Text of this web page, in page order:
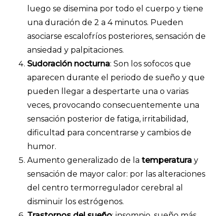
luego se disemina por todo el cuerpo y tiene
una duración de 2 a 4 minutos. Pueden
asociarse escalofríos posteriores, sensación de
ansiedad y palpitaciones.
Sudoración nocturna: Son los sofocos que
aparecen durante el periodo de sueño y que
pueden llegar a despertarte una o varias
veces, provocando consecuentemente una
sensación posterior de fatiga, irritabilidad,
dificultad para concentrarse y cambios de
humor.
Aumento generalizado de la temperatura y
sensación de mayor calor: por las alteraciones
del centro termorregulador cerebral al
disminuir los estrógenos.